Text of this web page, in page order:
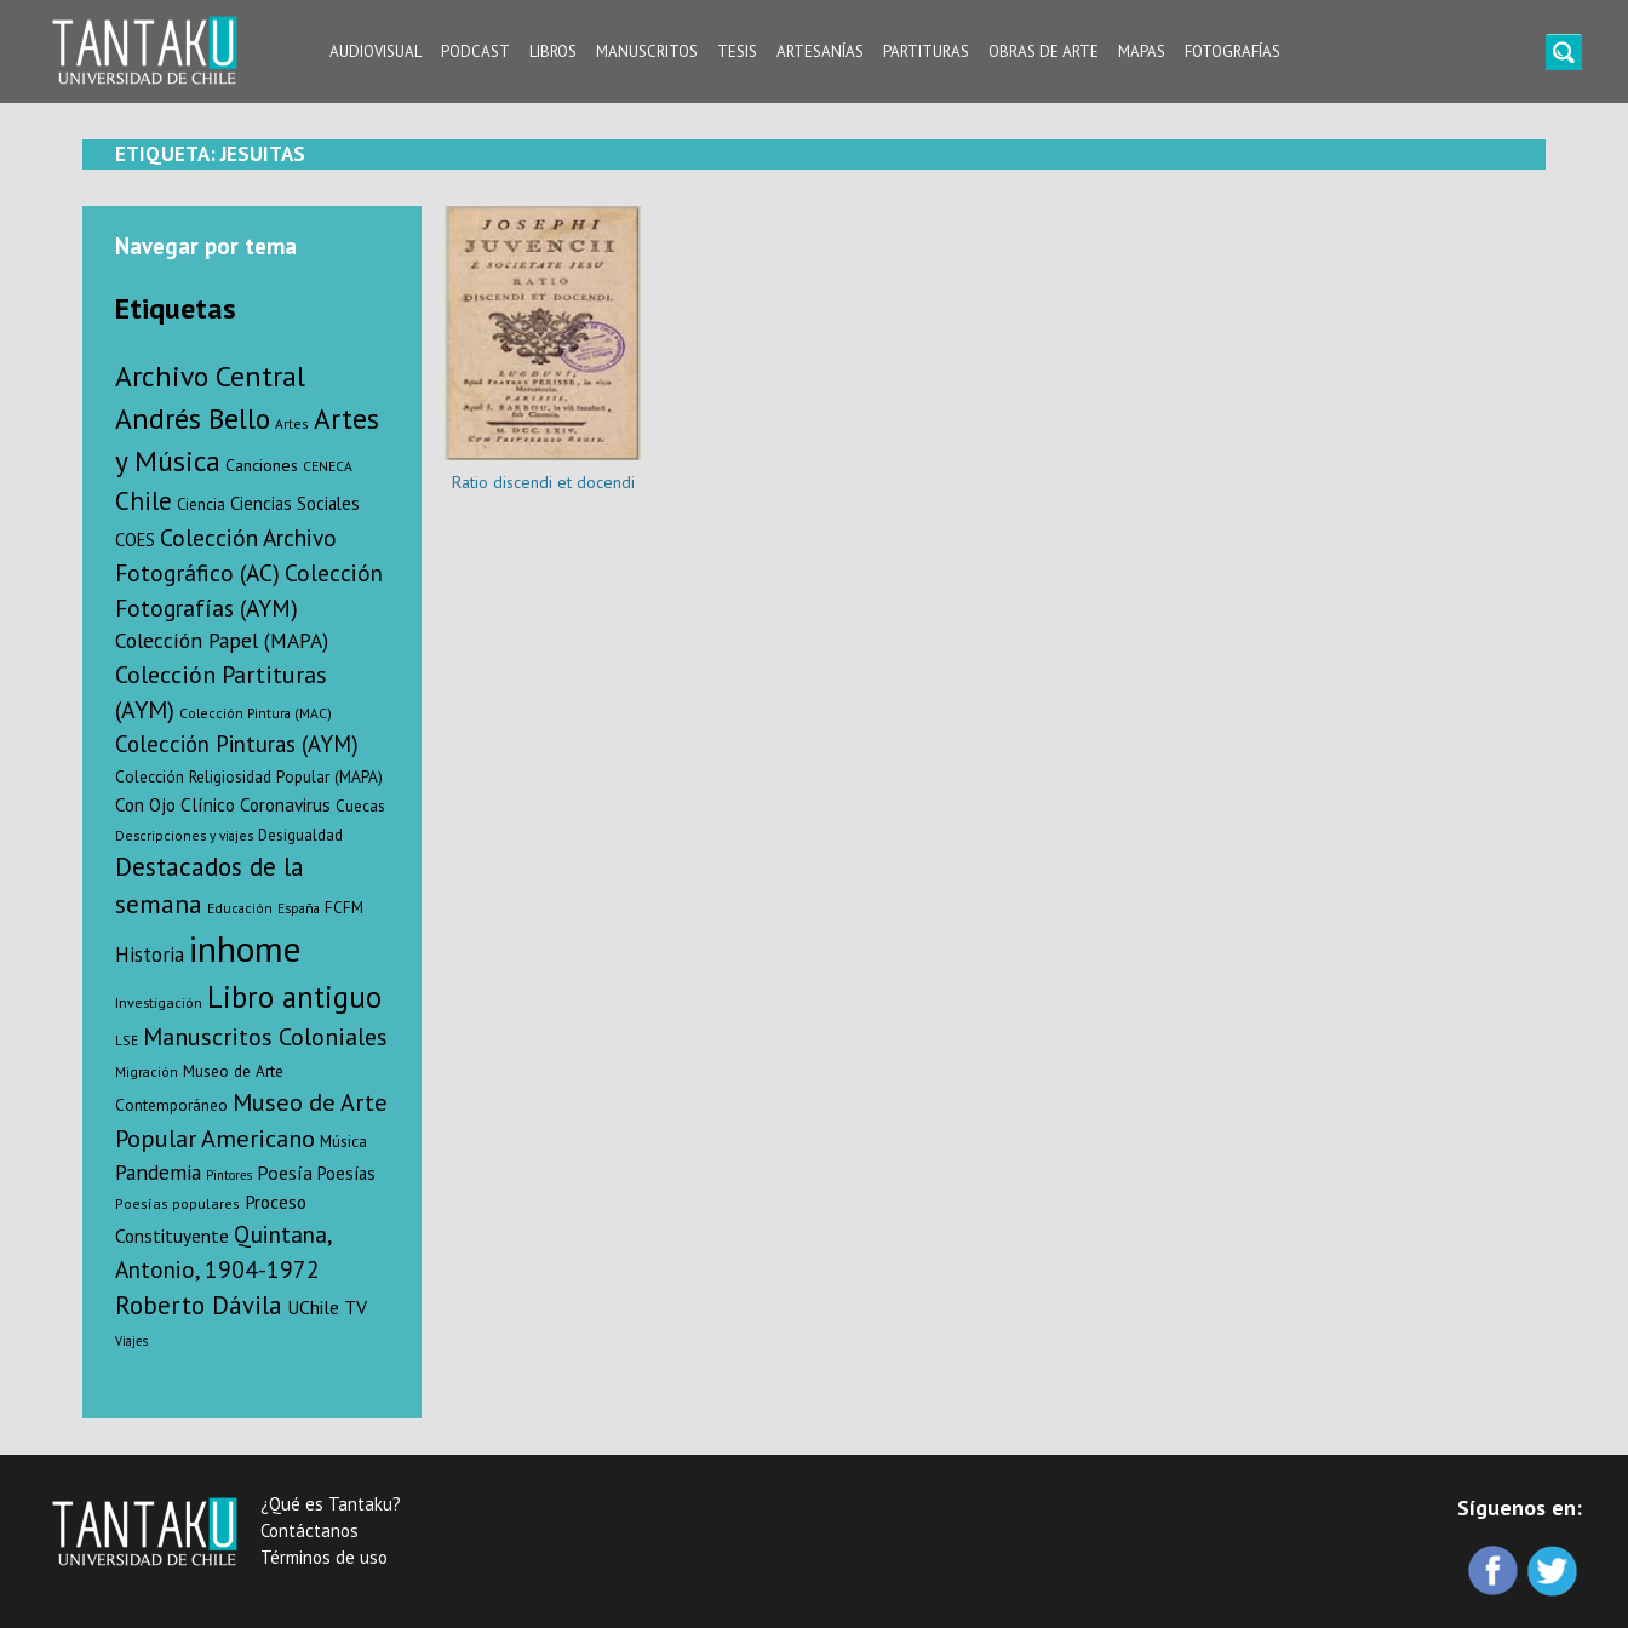
content
AUDIOVISUAL PODCAST LIBROS MANUSCRITOS TESIS ARTESANÍAS PARTITURAS OBRAS DE ARTE MAPAS FOTOGRAFÍAS
ETIQUETA:JESUITAS
Navegar por tema
Etiquetas
Archivo Central
Andrés Bello Artes Artes
y Música Canciones CENECA
Chile Ciencia Ciencias Sociales
COES Colección Archivo
Fotográfico (AC) Colección
Fotografías (AYM)
Colección Papel (MAPA)
Colección Partituras
(AYM) Colección Pintura (MAC)
Colección Pinturas (AYM)
Colección Religiosidad Popular (MAPA)
Con Ojo Clínico Coronavirus Cuecas
Descripciones y viajes Desigualdad
Destacados de la
semana Educación España FCFM
Historia inhome
Investigación Libro antiguo
LSE Manuscritos Coloniales
Migración Museo de Arte
Contemporáneo Museo de Arte
Popular Americano Música
Pandemia Pintores Poesía Poesías
Poesías populares Proceso
Constituyente Quintana,
Antonio, 1904-1972
Roberto Dávila UChile TV
Viajes
Ratio discendi et docendi
¿Qué es Tantaku?
Contáctanos
Términos de uso
Síguenos en: